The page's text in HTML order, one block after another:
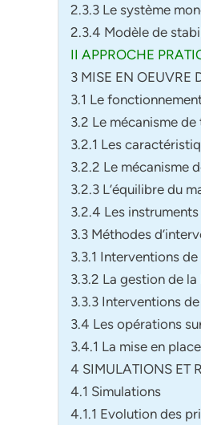
2.3.3 Le système
2.3.4 Modèle de
II APPROCHE
3 MISE EN OEUVRE
3.1 Le
3.2 Le mécanisme
3.2.1 Les
3.2.2 Le mécanisme
3.2.3 L’équilibre du
3.2.4 Les
3.3 Méthodes
3.3.1 Interventions
3.3.2 La gestion de
3.3.3 Interventions
3.4 Les opérations
3.4.1 La mise en
4 SIMULATIONS ET
4.1 Simulations
4.1.1 Evolution des